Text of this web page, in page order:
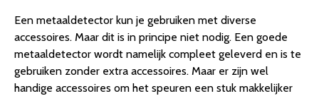
Een metaaldetector kun je gebruiken met diverse
accessoires. Maar dit is in principe niet nodig. Een goede
metaaldetector wordt namelijk compleet geleverd en is te
gebruiken zonder extra accessoires. Maar er zijn wel
handige accessoires om het speuren een stuk makkelijker